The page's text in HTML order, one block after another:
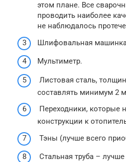
этом плане. Все
проводить наиболее
не наблюдалось
Шлифовальная
Мультиметр.
Листовая сталь,
составлять минимум 2
Переходники, которые
конструкции к
Тэны (лучше всего
Стальная труба – лучше